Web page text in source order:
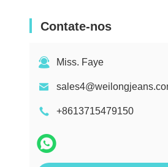
Contate-nos
Miss. Faye
+8613715479150